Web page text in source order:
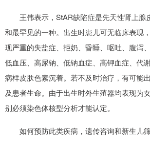
王伟表示，StAR缺陷症是先天性肾上腺
和最罕见的一种。出生时患儿可无临床表现
现严重的失盐症、拒奶、昏睡、呕吐、腹泻
低血压、高尿钠、低钠血症、高钾血症、代
病样皮肤色素沉着。若不及时治疗，有可能
及患者生命。由于出生时外生殖器均表现为
别必须染色体核型分析才能认定。
如何预防此类疾病，遗传咨询和新生儿